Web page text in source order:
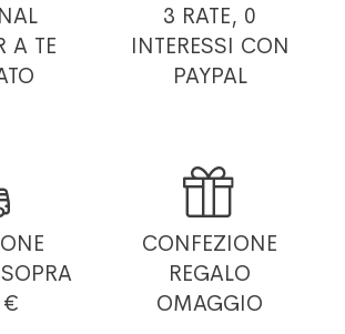
A TE
3 RATE, 0
INTERESSI CON
PAYPAL
SOPRA
€

CONFEZIONE
REGALO
OMAGGIO